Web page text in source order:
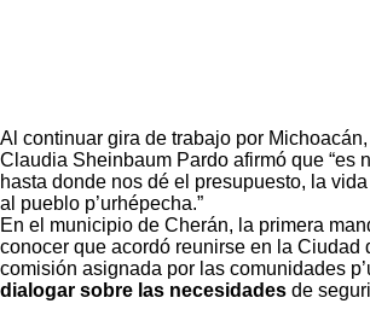
Al continuar gira de trabajo por
Claudia Sheinbaum Pardo afirmó que “es
hasta donde nos dé el presupuesto, la
al pueblo p’urhépecha.”
En el municipio de Cherán, la primera
conocer que acordó reunirse en la Ciudad
comisión asignada por las comunidades
dialogar sobre las necesidades de